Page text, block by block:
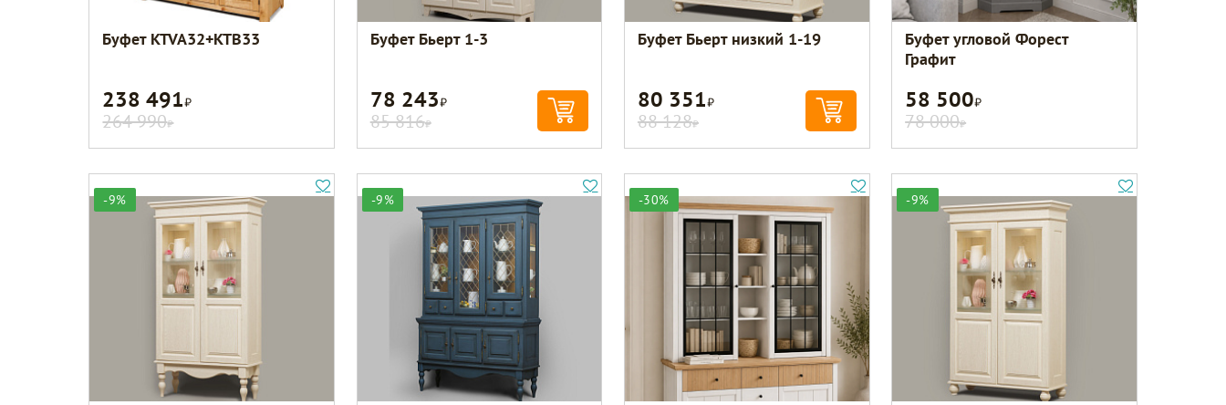
Буфет KTVA32+KTB33
238 491Р
264 990Р
Буфет Бьерт 1-3
78 243Р
85 816Р
Буфет Бьерт низкий 1-19
80 351Р
88 128Р
Буфет угловой Форест
Графит
58 500Р
78 000Р
-9% -9% -30% -9%